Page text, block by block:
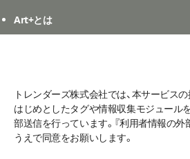
トレンダーズ株式会社では、本サービス
はじめとしたタグや情報収集モジュール
部送信を行っています。『利用者情報の外
うえで同意をお願いします。
Art+とは
利用者情報の外部送信について
メディア掲載
運営会社